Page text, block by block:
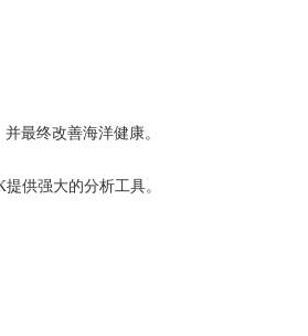
最终改善海洋健康。
供强大的分析工具。